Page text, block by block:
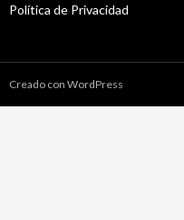
Política de Privacidad
Creado con WordPress